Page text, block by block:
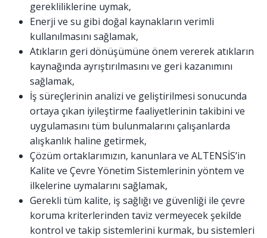
gerekliliklerine uymak,
Enerji ve su gibi doğal kaynakların verimli
kullanılmasını sağlamak,
Atıkların geri dönüşümüne önem vererek atıkların
kaynağında ayrıştırılmasını ve geri kazanımını
sağlamak,
İş süreçlerinin analizi ve geliştirilmesi sonucunda
ortaya çıkan iyileştirme faaliyetlerinin takibini ve
uygulamasını tüm bulunmalarını çalışanlarda
alışkanlık haline getirmek,
Çözüm ortaklarımızın, kanunlara ve ALTENSİS’in
Kalite ve Çevre Yönetim Sistemlerinin yöntem ve
ilkelerine uymalarını sağlamak,
Gerekli tüm kalite, iş sağlığı ve güvenliği ile çevre
koruma kriterlerinden taviz vermeyecek şekilde
kontrol ve takip sistemlerini kurmak, bu sistemleri